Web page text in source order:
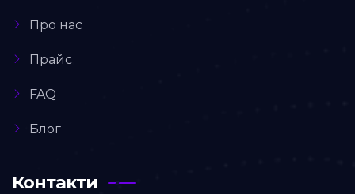
Про нас
Прайс
FAQ
Блог
Контакти